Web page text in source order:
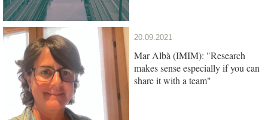
20.09.2021
Mar Albà (IMIM): "Research
makes sense especially if you can
share it with a team"